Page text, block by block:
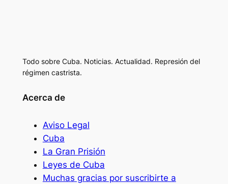
Todo sobre Cuba. Noticias. Actualidad. Represión del
régimen castrista.
Acerca de
Aviso Legal
Cuba
La Gran Prisión
Leyes de Cuba
Muchas gracias por suscribirte a